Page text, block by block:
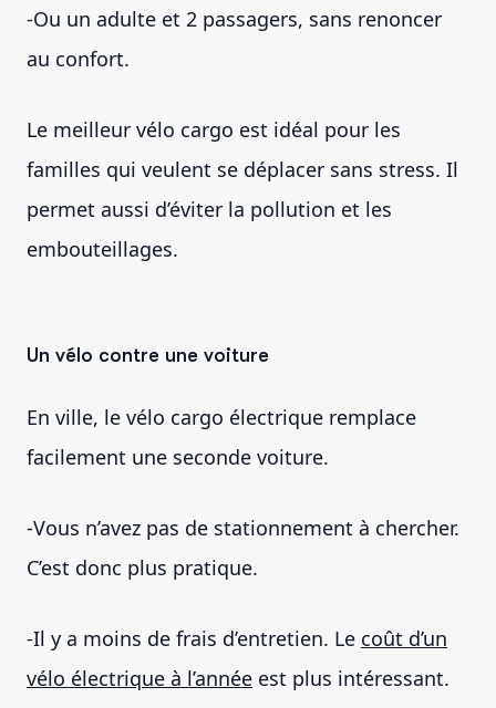
-Ou un adulte et 2 passagers, sans renoncer
au confort.
Le meilleur vélo cargo est idéal pour les
familles qui veulent se déplacer sans stress. Il
permet aussi d’éviter la pollution et les
embouteillages.
Un vélo contre une voiture
En ville, le vélo cargo électrique remplace
facilement une seconde voiture.
-Vous n’avez pas de stationnement à chercher.
C’est donc plus pratique.
-Il y a moins de frais d’entretien. Le coût d’un
vélo électrique à l’année est plus intéressant.